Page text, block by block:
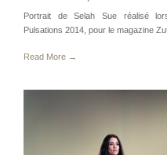
Portrait de Selah Sue réalisé
Pulsations 2014, pour le magazine
Read More →